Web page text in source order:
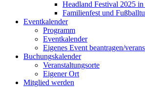
Headland Festival 2025
Familienfest und
Eventkalender
Programm
Eventkalender
Eigenes Event beantragen/
Buchungskalender
Veranstaltungsorte
Eigener Ort
Mitglied werden